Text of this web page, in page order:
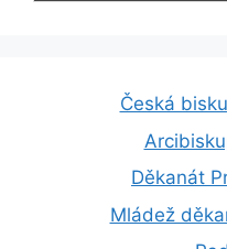
Česká
Děkanát
Mládež